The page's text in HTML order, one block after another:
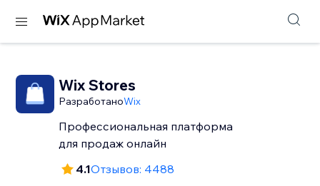
Wix Stores
РазработаноWix
Профессиональная платформа
для продаж онлайн
4.1Отзывов: 4488